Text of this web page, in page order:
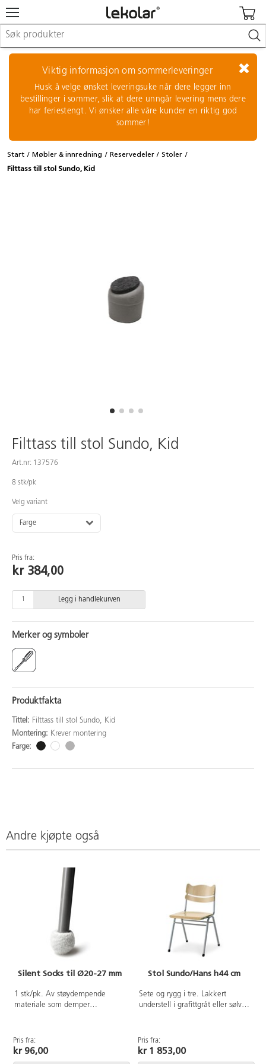
Lekeplassutstyr & utemiljø
Kunst & håndverk
Leker & sykler
Pedagogisk materiell
Barnevogner & småbarnsutstyr
Logge inn / registrere meg
Viktig informasjon om sommerleveringer
Husk å velge ønsket leveringsuke når dere legger inn
bestillinger i sommer, slik at dere unngår levering mens dere
har feriestengt. Vi ønsker alle våre kunder en riktig god
sommer!
Start Møbler & innredning Reservedeler
Stoler
Filttass till stol Sundo, Kid
Filttass till stol Sundo, Kid
Art.nr: 137576
8 stk/pk
Velg variant
Farge
Pris fra:
kr 384,00
Legg i handlekurven
Merker og symboler
Produktfakta
Tittel: Filttass till stol Sundo, Kid
Montering: Krever montering
Farge:
Andre kjøpte også
Silent Socks til Ø20-27 mm
1 stk/pk. Av støydempende
materiale som demper
syntetisk gummiball. Vaskes i 30-
40°C, ullprogram tørketrommel.
Pris fra:
kr 96,00
Stol Sundo/Hans h44 cm
Sete og rygg i tre. Lakkert
understell i grafittgråt eller sølv.
44cm, Setemål: 42x39 cm Vekt
4,6 kg.
Pris fra:
kr 1 853,00